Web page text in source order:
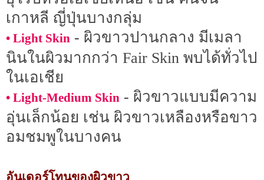
เกาหลี ญี่ปุ่นบางกลุ่ม
• Light Skin - ผิวขาวปานกลาง มีเมลา
นินในผิวมากกว่า Fair Skin พบได้ทั่วไป
ในเอเชีย
• Light-Medium Skin - ผิวขาวแบบมีความ
อุ่นเล็กน้อย เช่น ผิวขาวเหลืองหรือขาว
อมชมพูในบางคน
อันเดอร์โทนของผิวขาว